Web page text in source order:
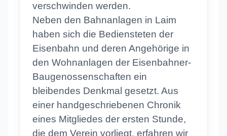
verschwinden werden.
Neben den Bahnanlagen in Laim
haben sich die Bediensteten der
Eisenbahn und deren Angehörige in
den Wohnanlagen der Eisenbahner-
Baugenossenschaften ein
bleibendes Denkmal gesetzt. Aus
einer handgeschriebenen Chronik
eines Mitgliedes der ersten Stunde,
die dem Verein vorliegt, erfahren wir